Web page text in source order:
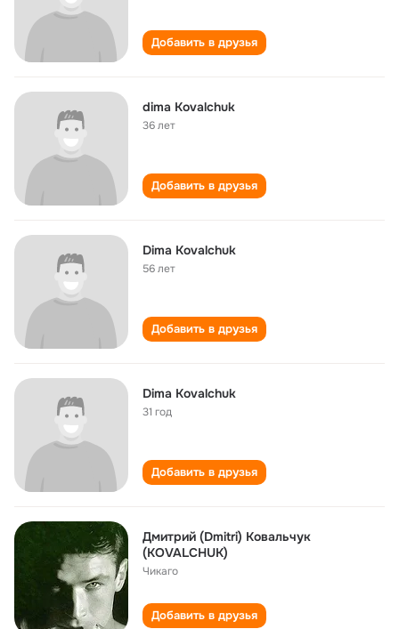
Добавить в друзья
dima Kovalchuk
36 лет
Добавить в друзья
Dima Kovalchuk
56 лет
Добавить в друзья
Dima Kovalchuk
31 год
Добавить в друзья
Дмитрий (Dmitri) Ковальчук
(KOVALCHUK)
Чикаго
Добавить в друзья